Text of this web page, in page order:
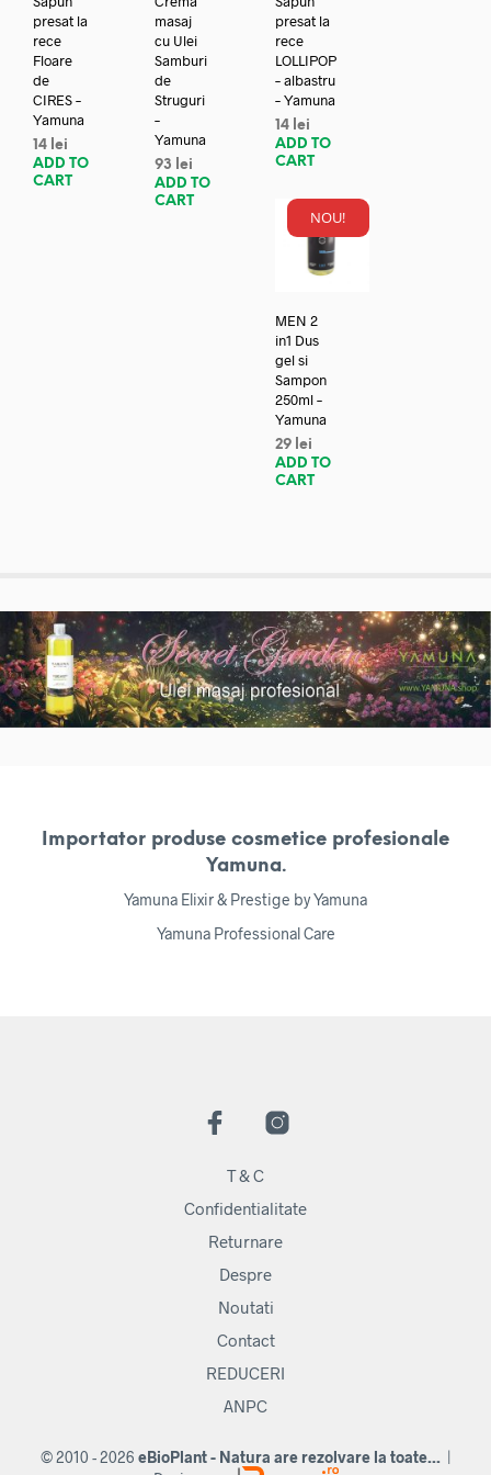
presat la
rece
Floare
de
CIRES –
Yamuna
14 lei
ADD TO
CART
masaj
cu Ulei
Samburi
de
Struguri
–
Yamuna
93
lei
ADD TO
CART
presat la
rece
LOLLIPOP
– albastru
– Yamuna
14 lei
ADD TO
CART
NOU!
MEN 2
in1 Dus
gel si
Sampon
250ml –
Yamuna
29 lei
ADD TO
CART
Importator produse cosmetice profesionale
Yamuna.
Yamuna Elixir & Prestige by Yamuna
Yamuna Professional Care
T & C
Confidentialitate
Returnare
Despre
Noutati
Contact
REDUCERI
ANPC
© 2010 - 2026 eBioPlant - Natura are rezolvare la toate... |